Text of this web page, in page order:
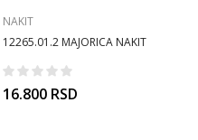
NAKIT
12265.01.2 MAJORICA NAKIT
16.800 RSD